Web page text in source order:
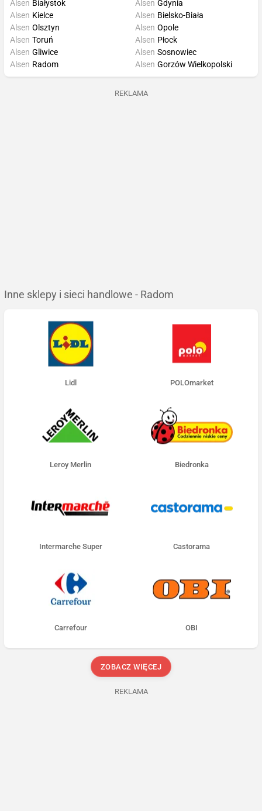
Alsen Białystok
Alsen Kielce
Alsen Gdynia
Alsen Bielsko-Biała
Alsen Olsztyn
Alsen Toruń
Alsen Gliwice
Alsen Radom
Alsen Opole
Alsen Płock
Alsen Sosnowiec
Alsen Gorzów Wielkopolski
REKLAMA
Inne sklepy i sieci handlowe - Radom
Lidl POLOmarket
Leroy Merlin Biedronka
Intermarche Super Castorama
Carrefour OBI
ZOBACZ WIĘCEJ
REKLAMA